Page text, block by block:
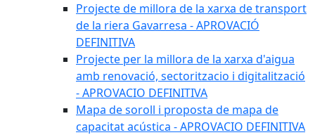
Projecte de millora de la xarxa de transport
de la riera Gavarresa - APROVACIÓ
DEFINITIVA
Projecte per la millora de la xarxa d'aigua
amb renovació, sectoritzacio i digitalització
- APROVACIO DEFINITIVA
Mapa de soroll i proposta de mapa de
capacitat acústica - APROVACIO DEFINITIVA